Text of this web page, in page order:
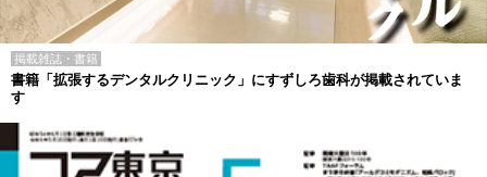
掲載雑誌・書籍
書籍「拡張するデンタルクリニック」にすずしろ歯科が掲載されていま
す